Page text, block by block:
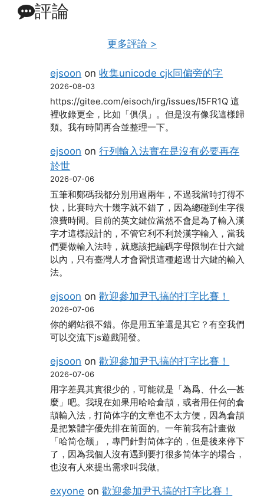
評論
更多評論 >
ejsoon on收集unicode cjk同偏旁的字
2026-08-03
https://gitee.com/eisoch/irg/issues/I5FR1Q 這
裡收錄更全，比如「俱倶」。但是沒有像我這樣歸
類。我有時間再合並整理一下。
ejsoon on行列輸入法實在是沒有必要再存
於世
2026-07-06
五筆和鄭碼我都分別用過兩年，不過我當時打得不
快，比賽時六十幾字就不錯了，因為總碰到生字很
浪費時間。目前的英文鍵位當然不會是為了輸入漢
字才這樣設計的，不管它利不利於漢字輸入，當我
們要做輸入法時，就應該把編碼字母限制在廿六鍵
以內，只有臺灣人才會習慣這種超過廿六鍵的輸入
法。
ejsoon on歡迎參加尹卂搞的打字比賽！
2026-07-06
你的網站很不錯。你是用五筆還是其它？有空我們
可以交流下js遊戲開發。
ejsoon on歡迎參加尹卂搞的打字比賽！
2026-07-06
用字差異其實很少的，可能就是「為爲、什么―甚
麼」吧。我現在如果用哈哈倉頡，或者用任何的倉
頡輸入法，打简体字的文章也不太方便，因為倉頡
是把繁體字優先排在前面的。一年前我有計畫做
「哈简仓颉」，專門針對简体字的，但是後來停下
了，因為我個人沒有遇到要打很多简体字的場合，
也沒有人來提出需求叫我做。
exyone on歡迎參加尹卂搞的打字比賽！